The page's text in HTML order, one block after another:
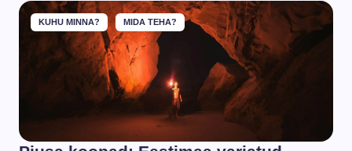
KUHU MINNA? MIDA TEHA?